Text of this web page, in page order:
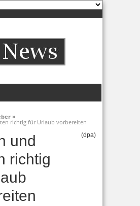
»
richtig für Urlaub vorbereiten
und
richtig
(dpa)